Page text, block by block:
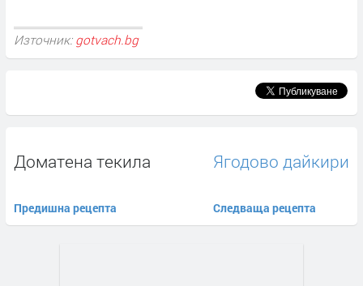
Източник: gotvach.bg
Доматена текила
Предишна рецепта
Ягодово дайкири
Следваща рецепта